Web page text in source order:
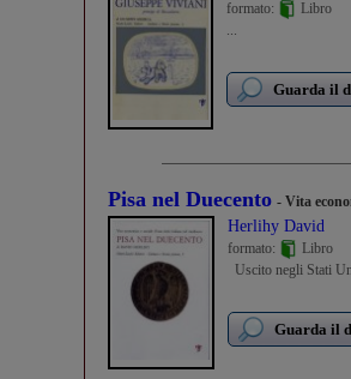
formato:
Libro
...
Guarda il
Pisa nel Duecento - Vita
Herlihy David
formato:
Libro
Uscito negli Stati
Guarda il